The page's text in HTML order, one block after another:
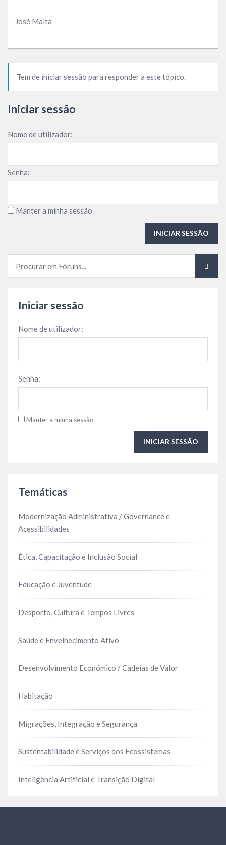
José Malta
Tem de iniciar sessão para responder a este tópico.
Iniciar sessão
Nome de utilizador:
Senha:
Manter a minha sessão
INICIAR SESSÃO
Iniciar sessão
Nome de utilizador:
Senha:
Manter a minha sessão
INICIAR SESSÃO
Temáticas
Modernização Administrativa / Governance e
Acessibilidades
Ética, Capacitação e Inclusão Social
Educação e Juventude
Desporto, Cultura e Tempos Livres
Saúde e Envelhecimento Ativo
Desenvolvimento Económico / Cadeias de Valor
Habitação
Migrações, Integração e Segurança
Sustentabilidade e Serviços dos Ecossistemas
Inteligência Artificial e Transição Digital